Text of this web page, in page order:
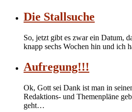
Die Stallsuche
So, jetzt gibt es zwar ein Datum,
knapp sechs Wochen hin und ich
Aufregung!!!
Ok, Gott sei Dank ist man in
Redaktions- und Themenpläne
geht…